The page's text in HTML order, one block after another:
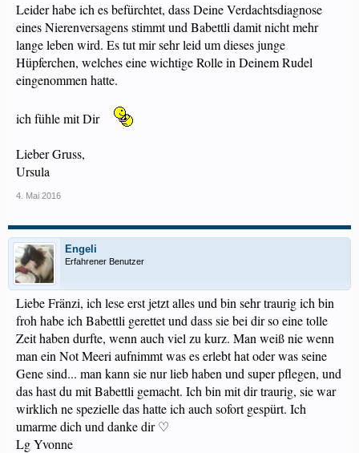
Leider habe ich es befürchtet, dass Deine Verdachtsdiagnose
eines Nierenversagens stimmt und Babettli damit nicht mehr
lange leben wird. Es tut mir sehr leid um dieses junge
Hüpferchen, welches eine wichtige Rolle in Deinem Rudel
eingenommen hatte.
ich fühle mit Dir
Lieber Gruss,
Ursula
4. Mai 2016
Engeli
Erfahrener Benutzer
Liebe Fränzi, ich lese erst jetzt alles und bin sehr traurig ich bin
froh habe ich Babettli gerettet und dass sie bei dir so eine tolle
Zeit haben durfte, wenn auch viel zu kurz. Man weiß nie wenn
man ein Not Meeri aufnimmt was es erlebt hat oder was seine
Gene sind... man kann sie nur lieb haben und super pflegen, und
das hast du mit Babettli gemacht. Ich bin mit dir traurig, sie war
wirklich ne spezielle das hatte ich auch sofort gespürt. Ich
umarme dich und danke dir ♡
Lg Yvonne